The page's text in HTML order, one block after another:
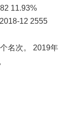
11.93%
12 2555
名次。 2019年